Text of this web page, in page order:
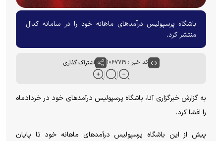
باشگاه پرسپولیس درآمدهای ماهانه خود را در سامانه کدال
منتشر کرد.
کد خبر : ۱۰۶۷۷۱۹ اشتراک گذاری
به گزارش خبرگزاری آنا، باشگاه پرسپولیس درآمدهای خود در خردادماه
را افشا کرد.
پیش از این باشگاه پرسپولیس درآمدهای ماهانه خود تا پایان